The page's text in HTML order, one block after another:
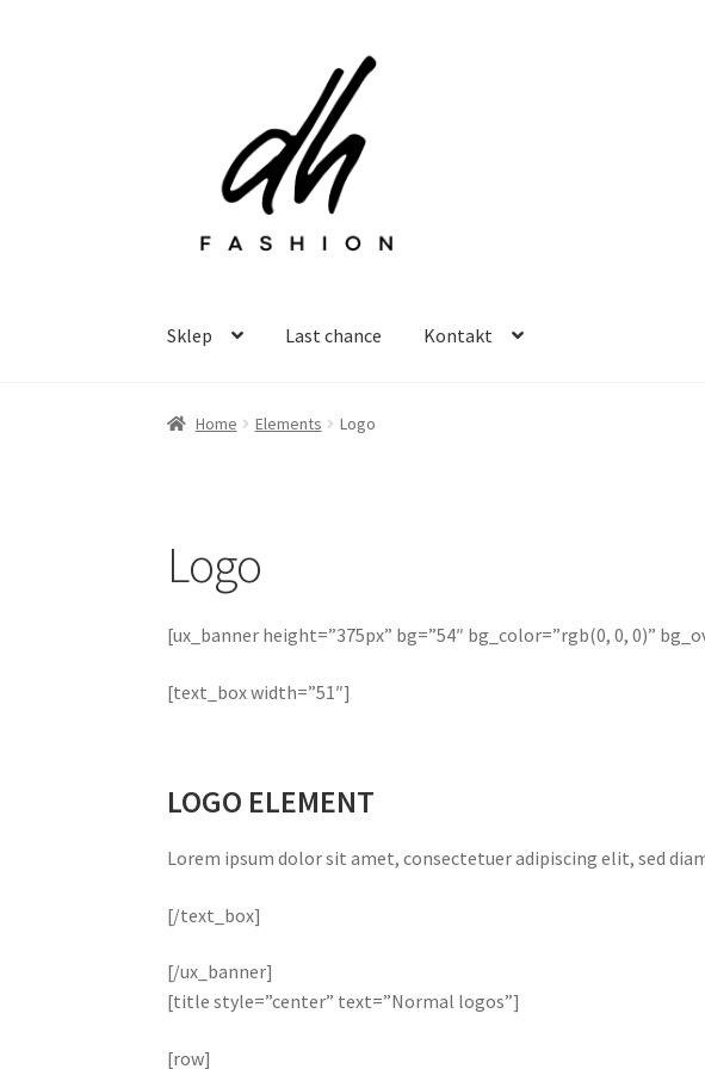
Sklep Last chance Kontakt
Home Elements Logo
Logo
[ux_banner height=”375px” bg=”54″ bg_color=”rgb(0, 0, 0)”
[text_box width=”51″]
LOGO ELEMENT
Lorem ipsum dolor sit amet, consectetuer adipiscing elit, sed
[/text_box]
[/ux_banner]
[title style=”center” text=”Normal logos”]
[row]